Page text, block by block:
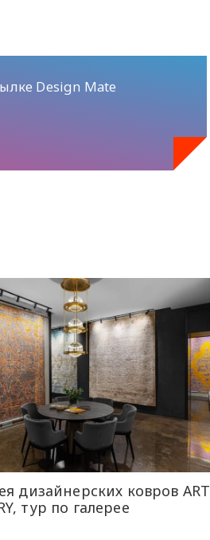
Design Mate
дизайнерских ковров ART
тур по галерее